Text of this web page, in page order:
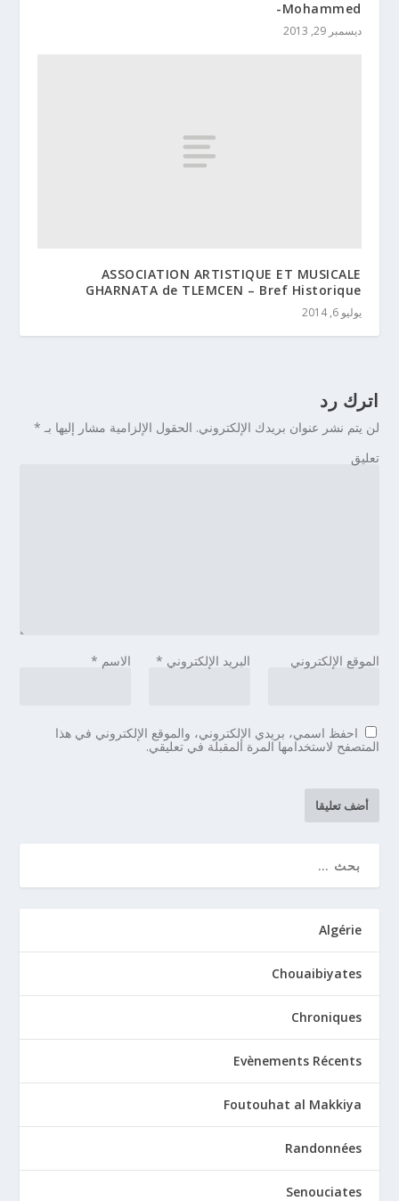
Mohammed-
ديسمبر 29, 2013
ASSOCIATION ARTISTIQUE ET MUSICALE
GHARNATA de TLEMCEN – Bref Historique
يوليو 6, 2014
اترك رد
لن يتم نشر عنوان بريدك الإلكتروني. الحقول الإلزامية مشار إليها بـ *
تعليق
الاسم * البريد الإلكتروني * الموقع الإلكتروني
احفظ اسمي، بريدي الإلكتروني، والموقع الإلكتروني في هذا
المتصفح لاستخدامها المرة المقبلة في تعليقي.
Algérie
Chouaibiyates
Chroniques
Evènements Récents
Foutouhat al Makkiya
Randonnées
Senouciates